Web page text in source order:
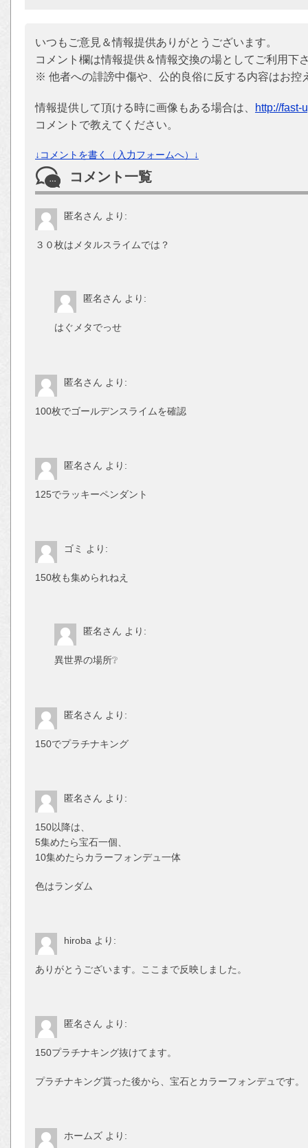
いつもご意見＆情報提供ありがとうございます。
コメント欄は情報提供＆情報交換の場としてご利用下
※ 他者への誹謗中傷や、公的良俗に反する内容はお控
情報提供して頂ける時に画像もある場合は、
http://fast-
コメントで教えてください。
↓コメントを書く（入力フォームへ）↓
コメント一覧
匿名さん より:
３０枚はメタルスライムでは？
匿名さん より:
はぐメタでっせ
匿名さん より:
100枚でゴールデンスライムを確認
匿名さん より:
125でラッキーペンダント
ゴミ より:
150枚も集められねえ
匿名さん より:
異世界の場所❔
匿名さん より:
150でプラチナキング
匿名さん より:
150以降は、
5集めたら宝石一個、
10集めたらカラーフォンデュ一体
色はランダム
hiroba より:
ありがとうございます。ここまで反映しました。
匿名さん より:
150プラチナキング抜けてます。
プラチナキング貰った後から、宝石とカラーフォンデュです。
ホームズ より: